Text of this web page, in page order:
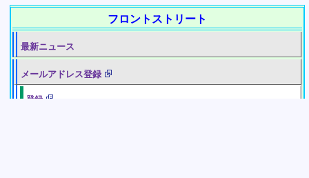
フロントストリート
最新ニュース
メールアドレス登録
登録